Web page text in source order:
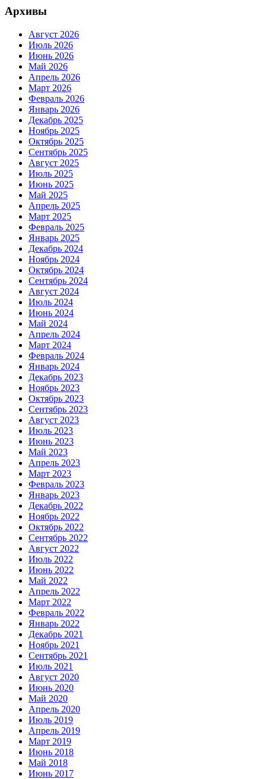
Архивы
Август 2026
Июль 2026
Июнь 2026
Май 2026
Апрель 2026
Март 2026
Февраль 2026
Январь 2026
Декабрь 2025
Ноябрь 2025
Октябрь 2025
Сентябрь 2025
Август 2025
Июль 2025
Июнь 2025
Май 2025
Апрель 2025
Март 2025
Февраль 2025
Январь 2025
Декабрь 2024
Ноябрь 2024
Октябрь 2024
Сентябрь 2024
Август 2024
Июль 2024
Июнь 2024
Май 2024
Апрель 2024
Март 2024
Февраль 2024
Январь 2024
Декабрь 2023
Ноябрь 2023
Октябрь 2023
Сентябрь 2023
Август 2023
Июль 2023
Июнь 2023
Май 2023
Апрель 2023
Март 2023
Февраль 2023
Январь 2023
Декабрь 2022
Ноябрь 2022
Октябрь 2022
Сентябрь 2022
Август 2022
Июль 2022
Июнь 2022
Май 2022
Апрель 2022
Март 2022
Февраль 2022
Январь 2022
Декабрь 2021
Ноябрь 2021
Сентябрь 2021
Июль 2021
Август 2020
Июнь 2020
Май 2020
Апрель 2020
Июль 2019
Апрель 2019
Март 2019
Июнь 2018
Май 2018
Июнь 2017